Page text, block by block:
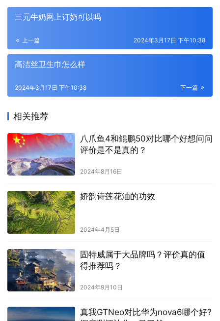
三元牛奶网上订奶可以吗
上一篇 2024年3月17日 下午10:38
高洁丝卫生巾怎么样
下一篇
2024年3月17日 下午10:38
相关推荐
八爪鱼4和鲲鹏50对比哪个好想问问
评价是不是真的？
2024年8月16日
娇韵诗莲花油的功效
2024年4月5日
固特威属于大品牌吗？评价真的值
得推荐吗？
2024年9月10日
真我GTNeo对比华为nova6哪个好?